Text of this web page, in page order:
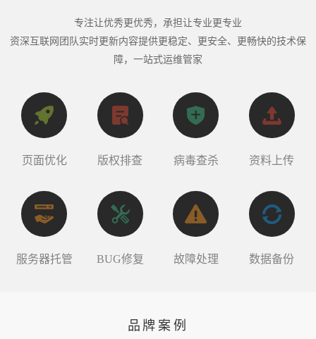
专注让优秀更优秀，承担让专业更专业
资深互联网团队实时更新内容提供更稳定、更安全、更畅快的技术保
障，一站式运维管家
页面优化 版权排查 病毒查杀 资料上传
服务器托管 BUG修复 故障处理 数据备份
品牌案例